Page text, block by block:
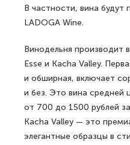
В частности, вина будут
LADOGA Wine.
Винодельня производит
Esse и Kacha Valley.
и обширная, включает
и без. Это вина средней
от 700 до 1500 рублей
Kacha Valley — это
элегантные образцы в